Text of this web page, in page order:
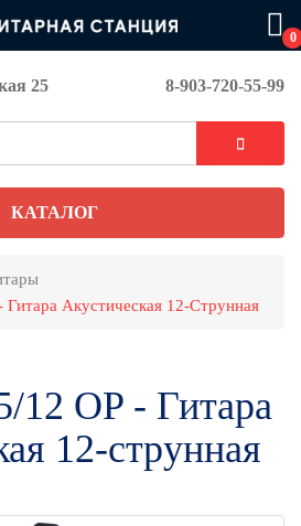
0
25 8-903-720-55-99
КАТАЛОГ
Гитара Акустическая 12-Струнная
12 OP - Гитара
12-струнная